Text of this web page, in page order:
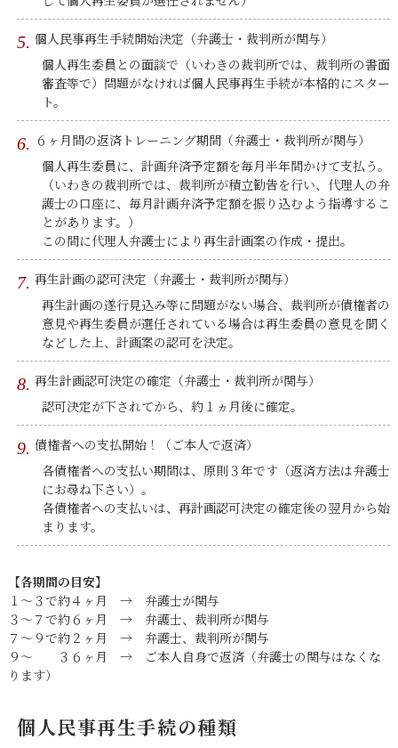
個人民事再生手続開始決定（弁護士・裁判所が関与）
個人再生委員との面談で（いわきの裁判所では、裁判所の書面
審査等で）問題がなければ個人民事再生手続が本格的にスター
ト。
６ヶ月間の返済トレーニング期間（弁護士・裁判所が関与）
個人再生委員に、計画弁済予定額を毎月半年間かけて支払う。
（いわきの裁判所では、裁判所が積立勧告を行い、代理人の弁
護士の口座に、毎月計画弁済予定額を振り込むよう指導するこ
とがあります。）
この間に代理人弁護士により再生計画案の作成・提出。
再生計画の認可決定（弁護士・裁判所が関与）
再生計画の遂行見込み等に問題がない場合、裁判所が債権者の
意見や再生委員が選任されている場合は再生委員の意見を聞く
などした上、計画案の認可を決定。
再生計画認可決定の確定（弁護士・裁判所が関与）
認可決定が下されてから、約１ヵ月後に確定。
債権者への支払開始！（ご本人で返済）
各債権者への支払い期間は、原則３年です（返済方法は弁護士
にお尋ね下さい）。
各債権者への支払いは、再計画認可決定の確定後の翌月から始
まります。
【各期間の目安】
１～３で約４ヶ月 → 弁護士が関与
３～７で約６ヶ月 → 弁護士、裁判所が関与
７～９で約２ヶ月 → 弁護士、裁判所が関与
９～ ３６ヶ月 → ご本人自身で返済（弁護士の関与はなくな
ります）
個人民事再生手続の種類